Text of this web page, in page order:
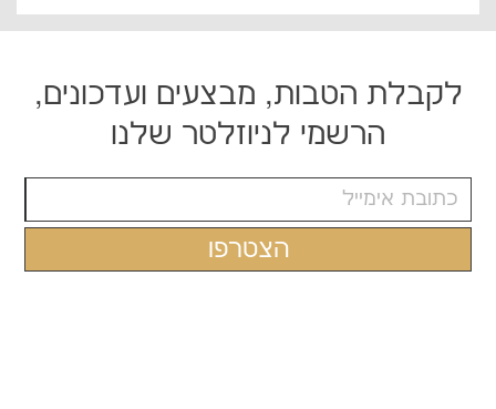
היה:
הוא:
לקבלת הטבות, מבצעים ועדכונים,
הרשמי לניוזלטר שלנו